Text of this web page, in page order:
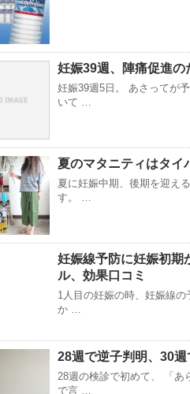
妊娠39週、陣痛促進の
妊娠39週5日。 あさってが
いて …
夏のマタニティはタイ
夏に妊娠中期、後期を迎え
す。 …
妊娠線予防に妊娠初期
ル、効果口コミ
1人目の妊娠の時、妊娠線
か …
28週で逆子判明、30週
28週の検診で初めて、 「あ
で言 …